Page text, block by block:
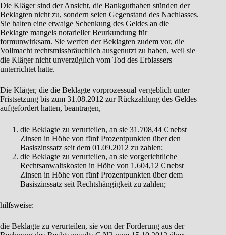
Die Kläger sind der Ansicht, die Bankguthaben stünden der
Beklagten nicht zu, sondern seien Gegenstand des Nachlasses.
Sie halten eine etwaige Schenkung des Geldes an die
Beklagte mangels notarieller Beurkundung für
formunwirksam. Sie werfen der Beklagten zudem vor, die
Vollmacht rechtsmissbräuchlich ausgenutzt zu haben, weil sie
die Kläger nicht unverzüglich vom Tod des Erblassers
unterrichtet hatte.
Die Kläger, die die Beklagte vorprozessual vergeblich unter
Fristsetzung bis zum 31.08.2012 zur Rückzahlung des Geldes
aufgefordert hatten, beantragen,
die Beklagte zu verurteilen, an sie 31.708,44 € nebst
Zinsen in Höhe von fünf Prozentpunkten über den
Basiszinssatz seit dem 01.09.2012 zu zahlen;
die Beklagte zu verurteilen, an sie vorgerichtliche
Rechtsanwaltskosten in Höhe von 1.604,12 € nebst
Zinsen in Höhe von fünf Prozentpunkten über dem
Basiszinssatz seit Rechtshängigkeit zu zahlen;
hilfsweise:
die Beklagte zu verurteilen, sie von der Forderung aus der